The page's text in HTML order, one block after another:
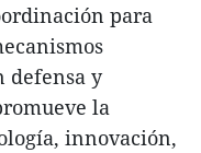
para
defensa y
la
innovación,